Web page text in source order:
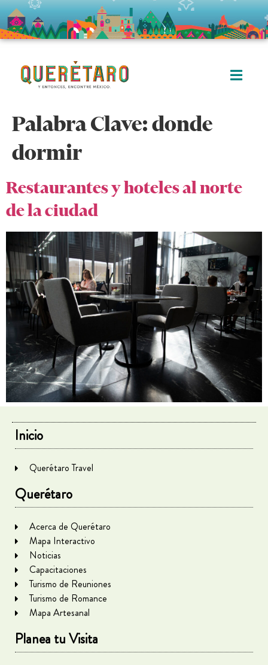
Palabra Clave:donde
dormir
Restaurantes y hoteles al norte
de la ciudad
Inicio
Querétaro Travel
Querétaro
Acerca de Querétaro
Mapa Interactivo
Noticias
Capacitaciones
Turismo de Reuniones
Turismo de Romance
Mapa Artesanal
Planea tu Visita